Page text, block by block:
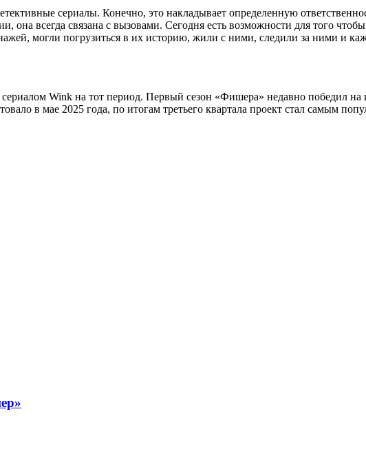
сериалы. Конечно, это накладывает определенную
она всегда связана с вызовами. Сегодня есть возможности для того
могли погрузиться в их историю, жили с ними, следили за ними и
Wink на тот период. Первый сезон «Фишера» недавно победил на
в мае 2025 года, по итогам третьего квартала проект стал самым